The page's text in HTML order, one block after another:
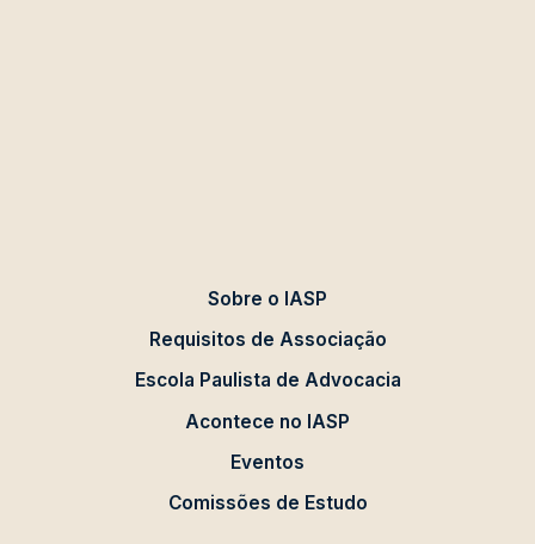
Sobre o IASP
Requisitos de Associação
Escola Paulista de Advocacia
Acontece no IASP
Eventos
Comissões de Estudo